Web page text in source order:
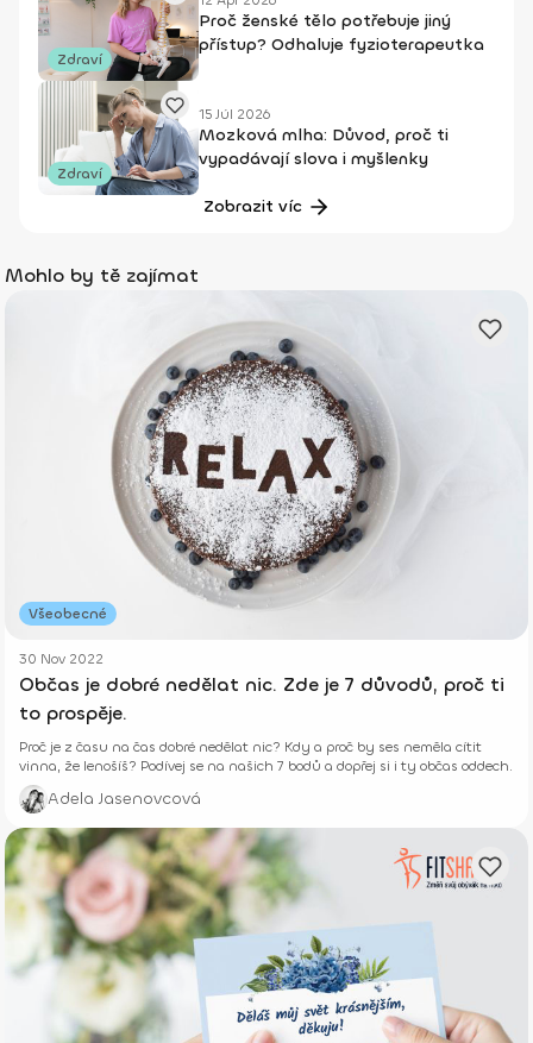
Zdraví
Proč ženské tělo potřebuje jiný
přístup? Odhaluje fyzioterapeutka
Zdraví
15 Júl 2026
Mozková mlha: Důvod, proč ti
vypadávají slova i myšlenky
Zobrazit víc
Mohlo by tě zajímat
Všeobecné
30 Nov 2022
Občas je dobré nedělat nic. Zde je 7 důvodů, proč ti
to prospěje.
Proč je z času na čas dobré nedělat nic? Kdy a proč by ses neměla cítit
vinna, že lenošíš? Podívej se na našich 7 bodů a dopřej si i ty občas oddech.
Adela Jasenovcová